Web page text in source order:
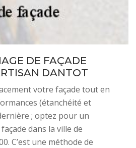
DE FAÇADE
DANTOT
votre façade tout en
(étanchéité et
; optez pour un
dans la ville de
C’est une méthode de